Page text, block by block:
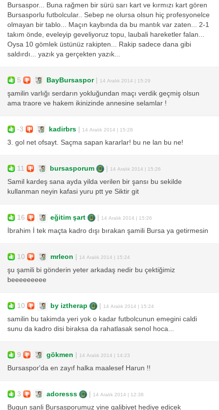
Bursaspor... Buna rağmen bir sürü sarı kart ve kırmızı kart gören
Bursasporlu futbolcular.. Sebep ne olursa olsun hiç profesyonelce
olmayan bir tablo... Maçın kaybında da bu mantık var zaten... 2-1
takım önde, eveleyip geveliyoruz topu, laubali hareketler falan...
Oysa 10 gömlek üstünüz rakipten... Rakip sadece dana gibi
saldırdı... yazık ya gerçekten yazık...
5 BayBursaspor| 14 Aralık 2014 | 15:29
şamilin varlığı serdarın yokluğundan maçı verdik geçmiş olsun
ama traore ve hakem ikinizinde annesine selamlar !
-3 kadirbrs | 14 Aralık 2014 | 15:28
3. gol net ofsayt. Saçma sapan kararlar! bu ne lan bu ne!
11 bursasporum | 14 Aralık 2014 | 15:26
Samil kardeş sana ayda yilda verilen bir şansı bu sekilde
kullanman neyin kafasi yuru ptt ye Siktir git
16 eğitim şart | 14 Aralık 2014 | 15:26
İbrahim İ tek maçta kadro dışı bırakan şamili Bursa ya getirmesin
10 mrleon | 14 Aralık 2014 | 15:24
şu şamili bi gönderin yeter arkadaş nedir bu çektiğimiz
beeeeeeeee
10 by iztherap | 14 Aralık 2014 | 15:24
samilin bu takimda yeri yok o kadar futbolcunun emegini caldi
sunu da kadro disi biraksa da rahatlasak senol hoca...
9 gökmen | 14 Aralık 2014 | 14:23
Bursaspor'da en zayıf halka maalesef Harun !!
3 adoresss | 14 Aralık 2014 | 12:38
Bugun sanli Bursasporumuz yine galibiyet hediye edicek